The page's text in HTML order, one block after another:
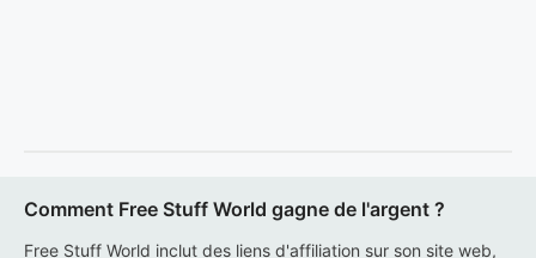
Comment Free Stuff World gagne de l'argent ?
Free Stuff World inclut des liens d'affiliation sur son site web,